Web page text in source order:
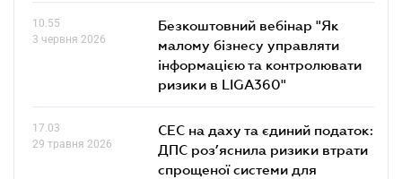
10.55
3 червня 2026
Безкоштовний вебінар "Як
малому бізнесу управляти
інформацією та контролювати
ризики в LIGA360"
17.03
29 травня 2026
СЕС на даху та єдиний податок:
ДПС роз’яснила ризики втрати
спрощеної системи для